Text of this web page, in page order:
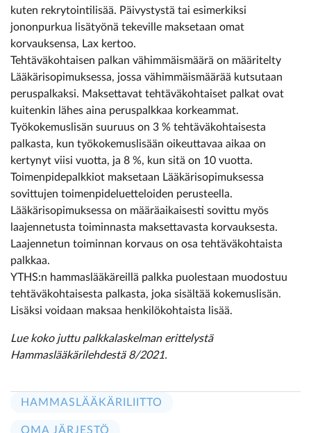
kuten rekrytointilisää. Päivystystä tai esimerkiksi
jononpurkua lisätyönä tekeville maksetaan omat
korvauksensa, Lax kertoo.
Tehtäväkohtaisen palkan vähimmäismäärä on määritelty
Lääkärisopimuksessa, jossa vähimmäismäärää kutsutaan
peruspalkaksi. Maksettavat tehtäväkohtaiset palkat ovat
kuitenkin lähes aina peruspalkkaa korkeammat.
Työkokemuslisän suuruus on 3 % tehtäväkohtaisesta
palkasta, kun työkokemuslisään oikeuttavaa aikaa on
kertynyt viisi vuotta, ja 8 %, kun sitä on 10 vuotta.
Toimenpidepalkkiot maksetaan Lääkärisopimuksessa
sovittujen toimenpideluetteloiden perusteella.
Lääkärisopimuksessa on määräaikaisesti sovittu myös
laajennetusta toiminnasta maksettavasta korvauksesta.
Laajennetun toiminnan korvaus on osa tehtäväkohtaista
palkkaa.
YTHS:n hammaslääkäreillä palkka puolestaan muodostuu
tehtäväkohtaisesta palkasta, joka sisältää kokemuslisän.
Lisäksi voidaan maksaa henkilökohtaista lisää.
Lue koko juttu palkkalaskelman erittelystä
Hammaslääkärilehdestä 8/2021.
HAMMASLÄÄKÄRILIITTO
OMA JÄRJESTÖ